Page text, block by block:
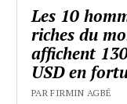
Les 10
riches du
affichent
USD en
PAR FIRMIN AGBÉ